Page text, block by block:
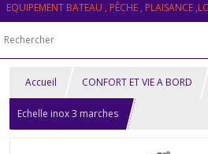
Accueil CONFORT ET VIE A BORD
Echelle inox 3 marches